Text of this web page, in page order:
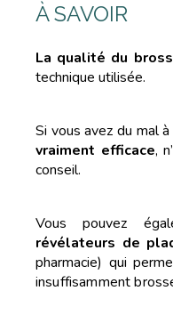
À SAVOIR
La qualité du
technique utilisée.
Si vous avez du mal
vraiment efficace,
conseil.
Vous pouvez
révélateurs de
pharmacie) qui
insuffisamment